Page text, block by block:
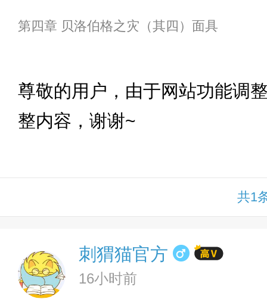
第四章 贝洛伯格之灾（其四）面具
尊敬的用户，由于网站功能调
整内容，谢谢~
共1
刺猬猫官方
16小时前